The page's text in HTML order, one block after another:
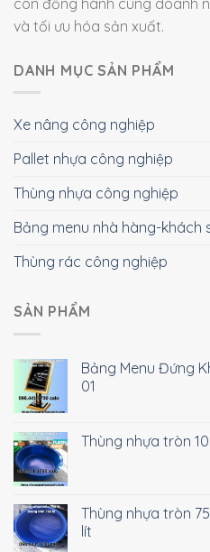
và tối ưu hóa sản xuất.
DANH MỤC SẢN PHẨM
Xe nâng công nghiệp
Pallet nhựa công nghiệp
Thùng nhựa công nghiệp
Bảng menu nhà hàng-khách
Thùng rác công nghiệp
SẢN PHẨM
Bảng Menu Đứng
01
Thùng nhựa tròn
Thùng nhựa tròn
lít